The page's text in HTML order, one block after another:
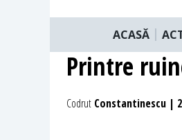
ACASĂ
Printre
Codrut Constantinescu |